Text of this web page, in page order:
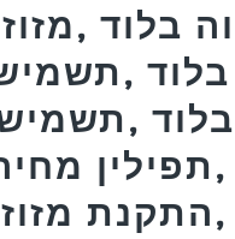
בלוד
בלוד